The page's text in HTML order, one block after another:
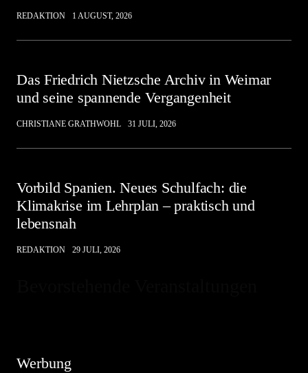
REDAKTION 1 AUGUST, 2026
Das Friedrich Nietzsche Archiv in Weimar
und seine spannende Vergangenheit
CHRISTIANE GRATHWOHL 31 JULI, 2026
Vorbild Spanien. Neues Schulfach: die
Klimakrise im Lehrplan – praktisch und
lebensnah
REDAKTION 29 JULI, 2026
Werbung